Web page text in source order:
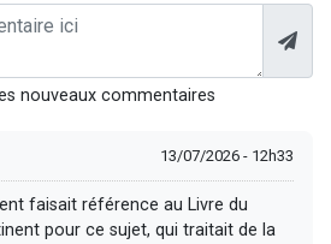
nouveaux commentaires
13/07/2026 - 12h33
faisait référence au Livre du
pour ce sujet, qui traitait de la